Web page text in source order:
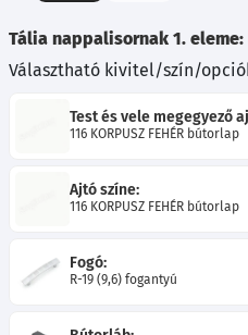
Tália nappalisornak 1.
Választható kivitel/szín/
Test és vele megegyező
116 KORPUSZ FEHÉR bútorlap
Ajtó színe:
116 KORPUSZ FEHÉR bútorlap
Fogó:
R-19 (9,6) fogantyú